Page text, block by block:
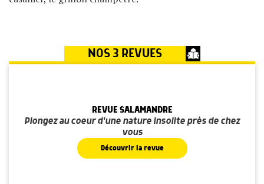
NOS 3 REVUES
REVUE SALAMANDRE
Plongez au coeur d'une nature insolite près de chez
vous
Découvrir la revue